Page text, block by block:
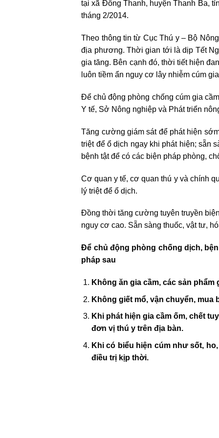
tại xã Đông Thanh, huyện Thanh Ba,
tháng 2/2014.
Theo thông tin từ Cục Thú y – Bộ
địa phương. Thời gian tới là dịp Tết
gia tăng. Bên cạnh đó, thời tiết hiện
luôn tiềm ẩn nguy cơ lây nhiễm cúm
Để chủ động phòng chống cúm gia
Y tế, Sở Nông nghiệp và Phát triển
Tăng cường giám sát để phát hiện
triệt để ổ dịch ngay khi phát hiện; sẵn
bệnh tật để có các biện pháp phòng,
Cơ quan y tế, cơ quan thú y và chính
lý triệt để ổ dịch.
Đồng thời tăng cường tuyên truyền
nguy cơ cao. Sẵn sàng thuốc, vật tư,
Để chủ động phòng chống dịch,
pháp sau
Không ăn gia cầm, các sản
Không giết mổ, vận chuyển, mua
Khi phát hiện gia cầm ốm, chết
đơn vị thú y trên địa bàn.
Khi có biểu hiện cúm như sốt,
điều trị kịp thời.